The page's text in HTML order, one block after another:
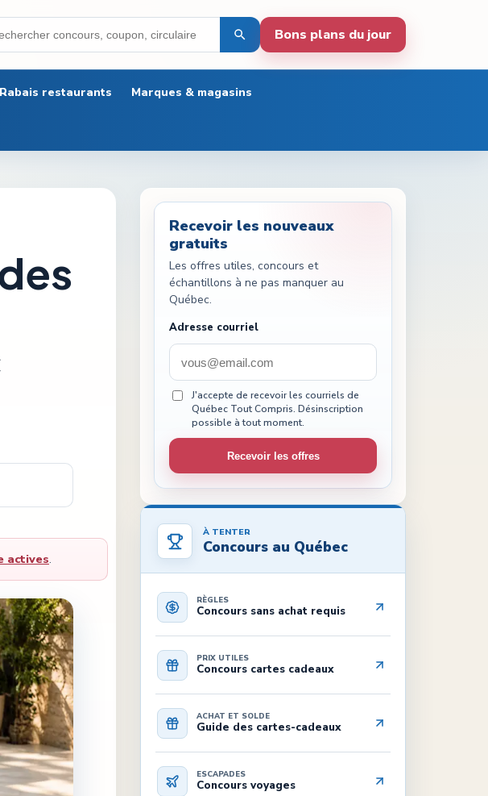
Bons plans du jour
Rabais restaurants Marques & magasins
actives.
Recevoir les nouveaux
gratuits
Les offres utiles, concours et
échantillons à ne pas manquer au
Québec.
Adresse courriel
J'accepte de recevoir les courriels de
Québec Tout Compris. Désinscription
possible à tout moment.
Recevoir les offres
À TENTER
Concours au Québec
RÈGLES
Concours sans achat requis
PRIX UTILES
Concours cartes cadeaux
ACHAT ET SOLDE
Guide des cartes-cadeaux
ESCAPADES
Concours voyages